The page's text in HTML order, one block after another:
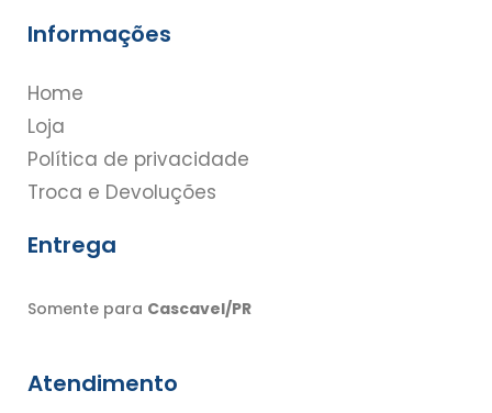
Informações
Home
Loja
Política de privacidade
Troca e Devoluções
Entrega
Somente para Cascavel/PR
Atendimento